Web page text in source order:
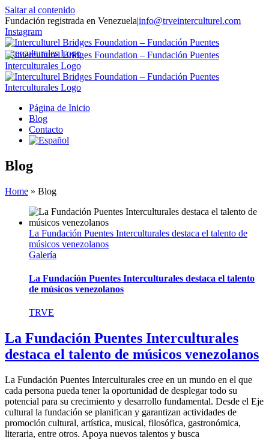
Saltar al contenido
Fundación registrada en Venezuela|info@trveinterculturel.com
Instagram
Página de Inicio
Blog
Contacto
Blog
Home » Blog
La Fundación Puentes Interculturales destaca el talento de
músicos venezolanos
Galería
La Fundación Puentes Interculturales destaca el talento
de músicos venezolanos
TRVE
La Fundación Puentes Interculturales
destaca el talento de músicos venezolanos
La Fundación Puentes Interculturales cree en un mundo en el que
cada persona pueda tener la oportunidad de desplegar todo su
potencial para su crecimiento y desarrollo fundamental. Desde el Eje
cultural la fundación se planifican y garantizan actividades de
promoción cultural, artística, musical, filosófica, gastronómica,
literaria, entre otros. Apoya nuevos talentos y busca